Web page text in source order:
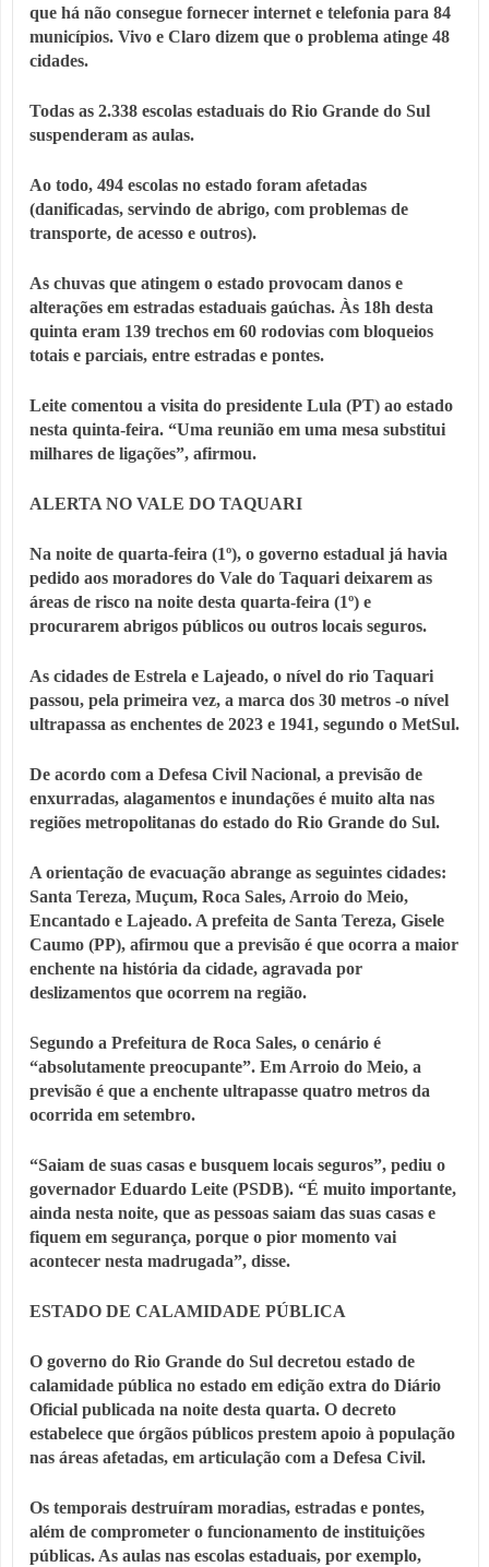
que há não consegue fornecer internet e telefonia para 84
municípios. Vivo e Claro dizem que o problema atinge 48
cidades.
Todas as 2.338 escolas estaduais do Rio Grande do Sul
suspenderam as aulas.
Ao todo, 494 escolas no estado foram afetadas
(danificadas, servindo de abrigo, com problemas de
transporte, de acesso e outros).
As chuvas que atingem o estado provocam danos e
alterações em estradas estaduais gaúchas. Às 18h desta
quinta eram 139 trechos em 60 rodovias com bloqueios
totais e parciais, entre estradas e pontes.
Leite comentou a visita do presidente Lula (PT) ao estado
nesta quinta-feira. “Uma reunião em uma mesa substitui
milhares de ligações”, afirmou.
ALERTA NO VALE DO TAQUARI
Na noite de quarta-feira (1º), o governo estadual já havia
pedido aos moradores do Vale do Taquari deixarem as
áreas de risco na noite desta quarta-feira (1º) e
procurarem abrigos públicos ou outros locais seguros.
As cidades de Estrela e Lajeado, o nível do rio Taquari
passou, pela primeira vez, a marca dos 30 metros -o nível
ultrapassa as enchentes de 2023 e 1941, segundo o MetSul.
De acordo com a Defesa Civil Nacional, a previsão de
enxurradas, alagamentos e inundações é muito alta nas
regiões metropolitanas do estado do Rio Grande do Sul.
A orientação de evacuação abrange as seguintes cidades:
Santa Tereza, Muçum, Roca Sales, Arroio do Meio,
Encantado e Lajeado. A prefeita de Santa Tereza, Gisele
Caumo (PP), afirmou que a previsão é que ocorra a maior
enchente na história da cidade, agravada por
deslizamentos que ocorrem na região.
Segundo a Prefeitura de Roca Sales, o cenário é
“absolutamente preocupante”. Em Arroio do Meio, a
previsão é que a enchente ultrapasse quatro metros da
ocorrida em setembro.
“Saiam de suas casas e busquem locais seguros”, pediu o
governador Eduardo Leite (PSDB). “É muito importante,
ainda nesta noite, que as pessoas saiam das suas casas e
fiquem em segurança, porque o pior momento vai
acontecer nesta madrugada”, disse.
ESTADO DE CALAMIDADE PÚBLICA
O governo do Rio Grande do Sul decretou estado de
calamidade pública no estado em edição extra do Diário
Oficial publicada na noite desta quarta. O decreto
estabelece que órgãos públicos prestem apoio à população
nas áreas afetadas, em articulação com a Defesa Civil.
Os temporais destruíram moradias, estradas e pontes,
além de comprometer o funcionamento de instituições
públicas. As aulas nas escolas estaduais, por exemplo,